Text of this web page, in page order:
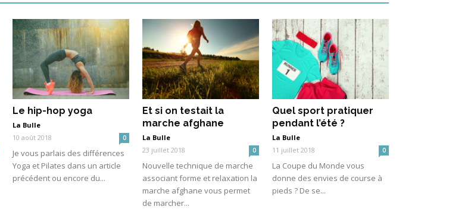
Le hip-hop yoga
La Bulle
10 août 2018
0
Je vous parlais des différences
Yoga et Pilates dans un article
précédent ou encore du...
Et si on testait la
marche afghane
La Bulle
23 juillet 2018
0
Nouvelle technique de marche
associant forme et relaxation la
marche afghane vous permet
de marcher...
Quel sport pratiquer
pendant l’été ?
La Bulle
11 juillet 2018
0
La Coupe du Monde vous
donne des envies de course à
pieds ? De se...